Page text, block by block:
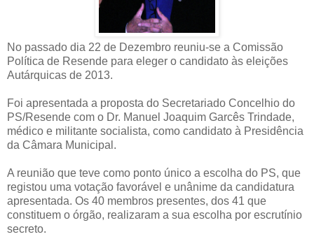
No passado dia 22 de Dezembro reuniu-se a Comissão
Política de Resende para eleger o candidato às eleições
Autárquicas de 2013.
Foi apresentada a proposta do Secretariado Concelhio do
PS/Resende com o Dr. Manuel Joaquim Garcês Trindade,
médico e militante socialista, como candidato à Presidência
da Câmara Municipal.
A reunião que teve como ponto único a escolha do PS, que
registou uma votação favorável e unânime da candidatura
apresentada. Os 40 membros presentes, dos 41 que
constituem o órgão, realizaram a sua escolha por escrutínio
secreto.